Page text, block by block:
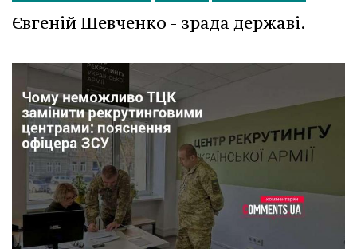
Євгеній Шевченко - зрада державі.